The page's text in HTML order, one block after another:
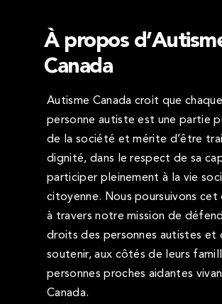
À propos
Canada
Autisme Canada croit que chaque
personne autiste est une partie
de la société et mérite d’être
dignité, dans le respect de sa
participer pleinement à la vie
citoyenne. Nous poursuivons
à travers notre mission de
droits des personnes autistes et
soutenir, aux côtés de leurs
personnes proches aidantes
Canada.